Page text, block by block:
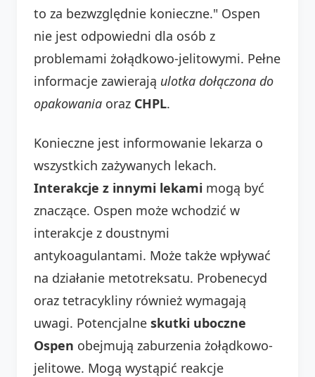
to za bezwzględnie konieczne." Ospen
nie jest odpowiedni dla osób z
problemami żołądkowo-jelitowymi. Pełne
informacje zawierają ulotka dołączona do
opakowania oraz CHPL.
Konieczne jest informowanie lekarza o
wszystkich zażywanych lekach.
Interakcje z innymi lekami mogą być
znaczące. Ospen może wchodzić w
interakcje z doustnymi
antykoagulantami. Może także wpływać
na działanie metotreksatu. Probenecyd
oraz tetracykliny również wymagają
uwagi. Potencjalne skutki uboczne
Ospen obejmują zaburzenia żołądkowo-
jelitowe. Mogą wystąpić reakcje